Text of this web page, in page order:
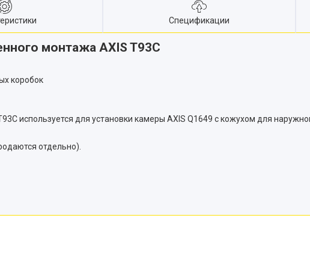
Спецификации
монтажа AXIS T93C
коробок
используется для установки камеры AXIS Q1649 с кожухом для
отдельно).